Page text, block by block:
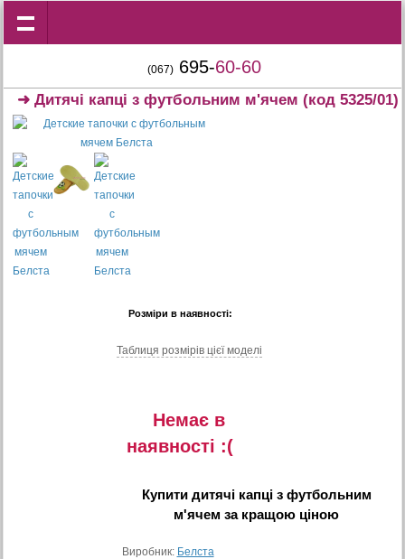
(067) 695-60-60
➜Дитячі капці з футбольним м'ячем (код 5325/01)
Розміри в наявності:
Таблиця розмiрiв цiєї моделi
Немає в
наявностi :(
Купити дитячі капці з футбольним
м'ячем за кращою ціною
Виробник: Белста